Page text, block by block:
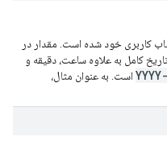
کاربری خود شده است. مقدار در
کامل به علاوه ساعت، دقیقه و
است. به عنوان مثال،